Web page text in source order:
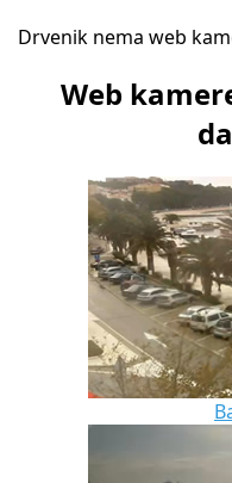
Drvenik nema web
Web